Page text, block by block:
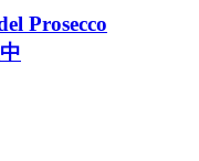
Prosecco